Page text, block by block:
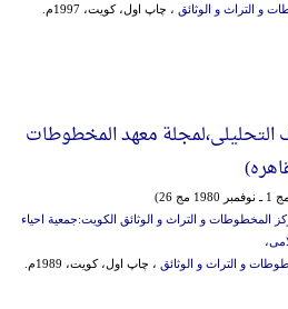
و التراث و الوثائق ، چاپ اول، کویت، 1997م.
التحلیلی،لمجلة معهد المخطوطات
المخطوطات و التراث و الوثائق الکویت:جمعیة احیاء
و التراث و الوثائق ، چاپ اول، کویت، 1989م.